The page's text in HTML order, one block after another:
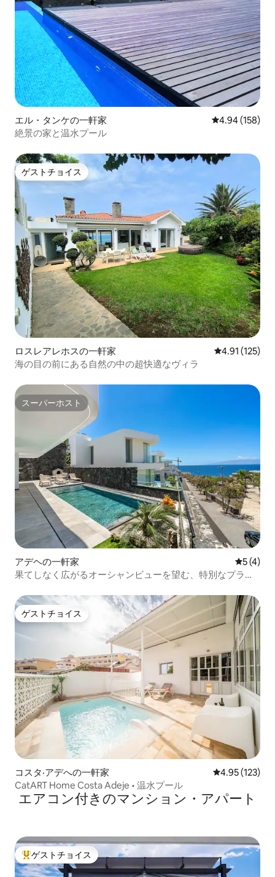
エル・タンケの一軒家 レビュー158
4.94 (158)
絶景の家と温水プール
ゲストチョイス
ゲストチョイス
ロスレアレホスの一軒家 レビュー125
4.91 (125)
海の目の前にある自然の中の超快適なヴィラ
スーパーホスト
スーパーホスト
アデヘの一軒家 レビュー
5 (4)
果てしなく広がるオーシャンビューを望む、特別なプライ
ゲストチョイス
ゲストチョイス
コスタ·アデへの一軒家 レビュー123
4.95 (123)
CatART Home Costa Adeje • 温水プール
エアコン付きのマンション・アパート
大好評のゲストチョイスです。
ゲストチョイス